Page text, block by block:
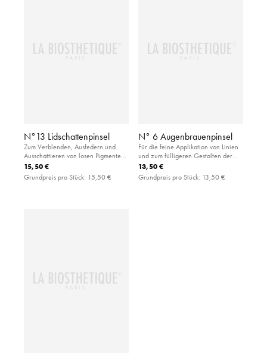
N°13 Lidschattenpinsel
Zum Verblenden, Ausfedern und
Ausschattieren von losen Pigmenten:
Rundpinsel aus extra softem, weißem
Naturhaar.
15,50 €
Grundpreis pro Stück: 15,50 €
N° 6 Augenbrauenpinsel
Für die feine Applikation von Linien
und zum fülligeren Gestalten der
Augenbrauen: angeschrägter Pinsel
aus weicher Synthetikfaser
13,50 €
Grundpreis pro Stück: 13,50 €